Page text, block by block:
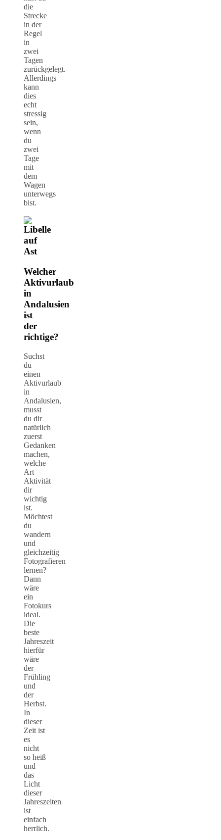
die
Strecke
in der
Regel
in
zwei
Tagen
zurückgelegt.
Allerdings
kann
dies
echt
stressig
sein,
wenn
du
zwei
Tage
mit
dem
Wagen
unterwegs
bist.
Welcher
Aktivurlaub
in
Andalusien
ist
der
richtige?
Suchst
du
einen
Aktivurlaub
in
Andalusien,
musst
du dir
natürlich
zuerst
Gedanken
machen,
welche
Art
Aktivität
dir
wichtig
ist.
Möchtest
du
wandern
und
gleichzeitig
Fotografieren
lernen?
Dann
wäre
ein
Fotokurs
ideal.
Die
beste
Jahreszeit
hierfür
wäre
der
Frühling
und
der
Herbst.
In
dieser
Zeit ist
es
nicht
so heiß
und
das
Licht
dieser
Jahreszeiten
ist
einfach
herrlich.